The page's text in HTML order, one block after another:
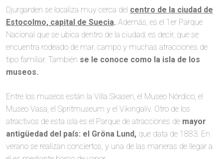
Djurgarden se localiza muy cerca del centro de la ciudad de
Estocolmo, capital de Suecia. Además, es el 1er Parque
Nacional que se ubica dentro de la ciudad; es decir, que se
encuentra rodeado de mar, campo y muchas atracciones de
tipo familiar. También se le conoce como la isla de los
museos.
Entre los museos están la Villa Skasen, el Museo Nórdico, el
Museo Vasa, el Spritmuseum y el Vikingaliv. Otro de los
atractivos de esta isla es el Parque de atracciones de mayor
antigüedad del país: el Gröna Lund, que data de 1883. En
verano se realizan conciertos, y una de las maneras de llegar a